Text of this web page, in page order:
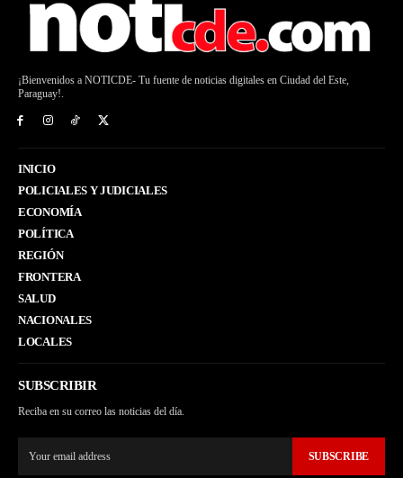
¡Bienvenidos a NOTICDE- Tu fuente de noticias digitales en Ciudad del Este,
Paraguay!.
INICIO
POLICIALES Y JUDICIALES
ECONOMÍA
POLÍTICA
REGIÓN
FRONTERA
SALUD
NACIONALES
LOCALES
SUBSCRIBIR
Reciba en su correo las noticias del día.
SUBSCRIBE